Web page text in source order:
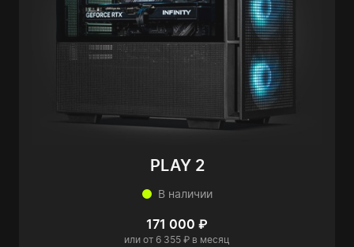
PLAY 2
В наличии
171 000 ₽
или от 6 355 ₽ в месяц